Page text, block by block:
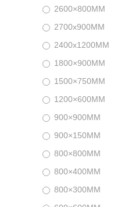
2600×800MM
2700x900MM
2400x1200MM
1800×900MM
1500×750MM
1200×600MM
900×900MM
900×150MM
800×800MM
800×400MM
800×300MM